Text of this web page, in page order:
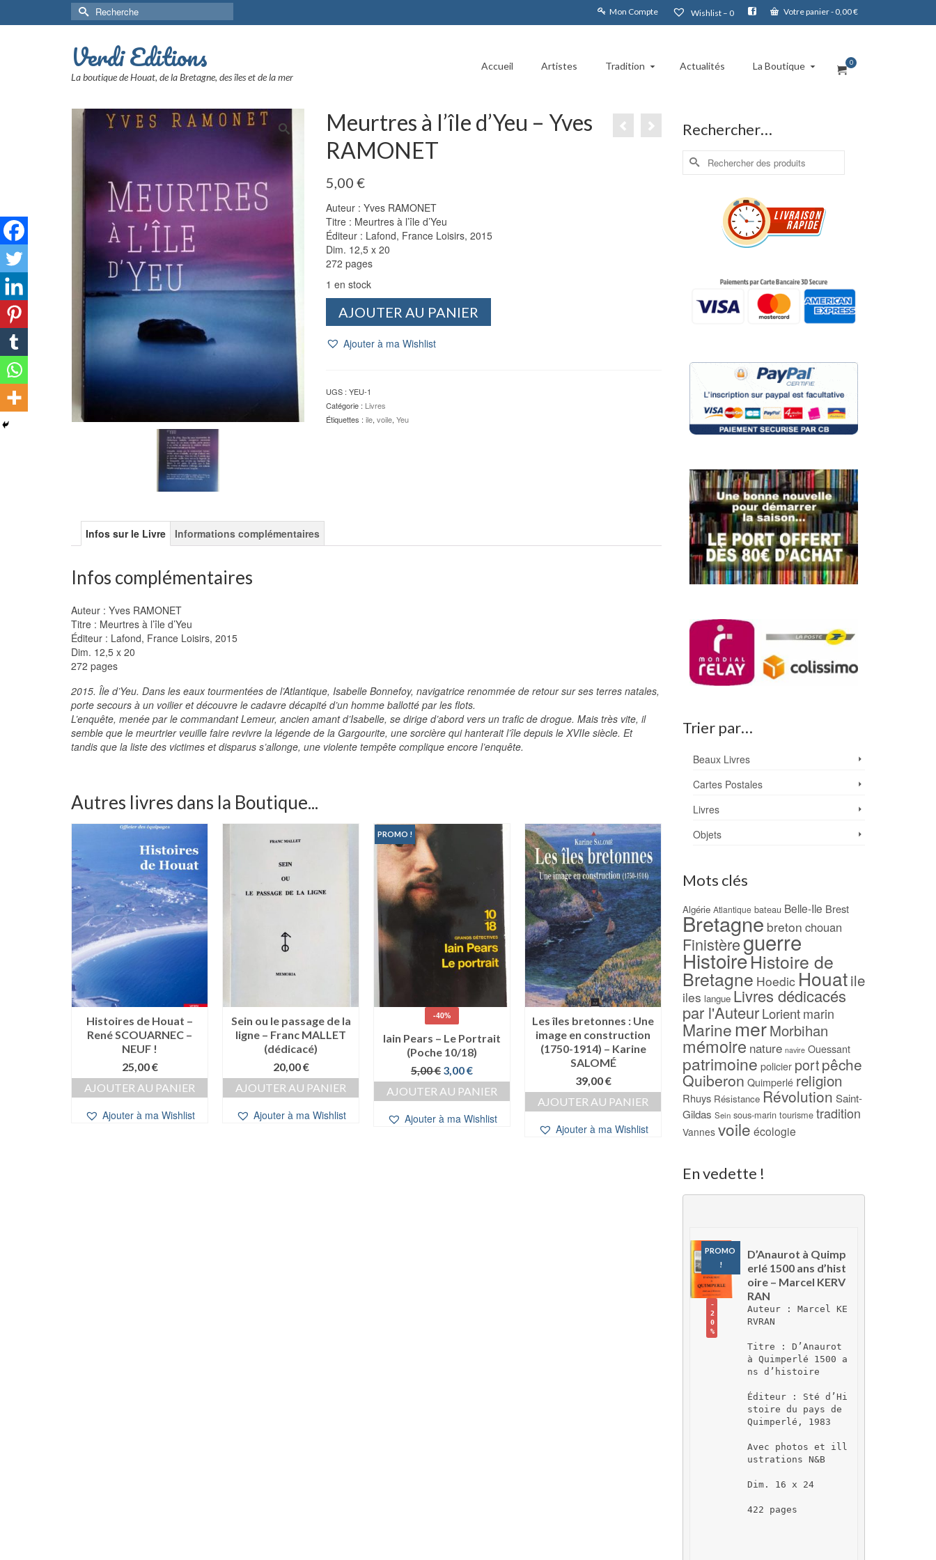
Mon Compte Wishlist – 0 Votre panier- 0,00€
Rechercher :
Verdi Editions
La boutique de Houat, de la Bretagne, des îles et de la mer
Accueil Artistes Tradition Actualités La Boutique 0
Meurtres à l’île d’Yeu – Yves
RAMONET
5,00 €
Auteur : Yves RAMONET
Titre : Meurtres à l’île d’Yeu
Éditeur : Lafond, France Loisirs, 2015
Dim. 12,5 x 20
272 pages
1 en stock
à
-
Yves
RAMONET
AJOUTER AU PANIER
Ajouter à ma Wishlist
UGS : YEU-1
Catégorie : Livres
Étiquettes : ile, voile, Yeu
Infos sur le Livre Informations complémentaires
Infos complémentaires
Auteur : Yves RAMONET
Titre : Meurtres à l’île d’Yeu
Éditeur : Lafond, France Loisirs, 2015
Dim. 12,5 x 20
272 pages
2015. Île d’Yeu. Dans les eaux tourmentées de l’Atlantique, Isabelle Bonnefoy, navigatrice renommée de retour sur ses terres natales,
porte secours à un voilier et découvre le cadavre décapité d’un homme ballotté par les flots.
L’enquête, menée par le commandant Lemeur, ancien amant d’Isabelle, se dirige d’abord vers un trafic de drogue. Mais très vite, il
semble que le meurtrier veuille faire revivre la légende de la Gargourite, une sorcière qui hanterait l’île depuis le XVIIe siècle. Et
tandis que la liste des victimes et disparus s’allonge, une violente tempête complique encore l’enquête.
Autres livres dans la Boutique...
Histoires de Houat –
René SCOUARNEC –
NEUF !
25,00€
AJOUTER AU PANIER
Ajouter à ma Wishlist
Sein ou le passage de la
ligne – Franc MALLET
(dédicacé)
20,00€
AJOUTER AU PANIER
Ajouter à ma Wishlist
PROMO !
-40%
Iain Pears – Le Portrait
(Poche 10/18)
5,00€ Le
prix
initial
5,00 €.
3,00€Le
prix
actuel
3,00 €.
AJOUTER AU PANIER
Ajouter à ma Wishlist
Les îles bretonnes : Une
image en construction
(1750-1914) – Karine
SALOMÉ
39,00€
AJOUTER AU PANIER
Ajouter à ma Wishlist
L’or des Mers – Jean
EPSTEIN – 1932
45,00€
AJOUTER AU PANIER
Ajouter à ma Wishlist
AJOUTER AU
Ajouter à ma
Rechercher…
Rechercher :
Trier par…
Beaux Livres
Cartes Postales
Livres
Objets
Mots clés
Algérie Atlantique bateau Belle-Ile Brest
Bretagne breton chouan
Finistèreguerre
HistoireHistoire de
Bretagne Hoedic Houatile
iles langue Livres dédicacés
par l'Auteur Lorient marin
Marine merMorbihan
mémoire nature navire Ouessant
patrimoine policier portpêche
Quiberon Quimperlé religion
Rhuys Résistance Révolution Saint-
Gildas Sein sous-marin tourisme tradition
Vannes voile écologie
En vedette !
PROMO
!
-
2
0
%
D’Anaurot à Quimp
erlé 1500 ans d’hist
oire – Marcel KERV
RAN
Auteur : Marcel KE
RVRAN
Titre : D’Anaurot
à Quimperlé 1500 a
ns d’histoire
Éditeur : Sté d’Hi
stoire du pays de
Quimperlé, 1983
Avec photos et ill
ustrations N&B
Dim. 16 x 24
422 pages